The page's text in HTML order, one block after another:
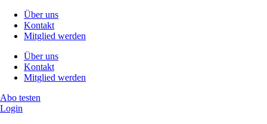
Über uns
Kontakt
Mitglied werden
Über uns
Kontakt
Mitglied werden
Abo testen
Login